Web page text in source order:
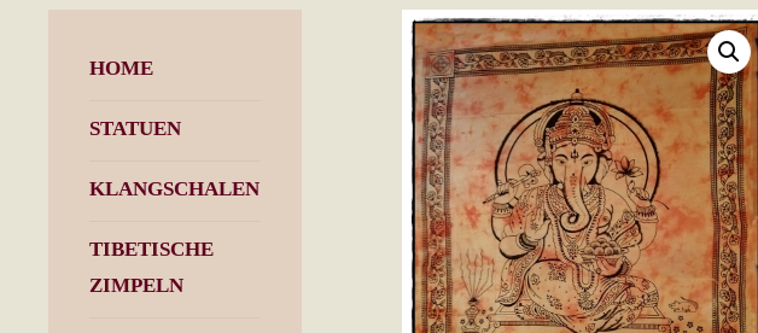
HOME
STATUEN
KLANGSCHALEN
TIBETISCHE
ZIMPELN